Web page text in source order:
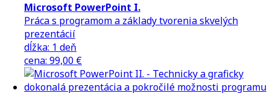
Microsoft PowerPoint I.
Práca s programom a základy tvorenia skvelých
prezentácií
dĺžka: 1 deň
cena: 99,00 €